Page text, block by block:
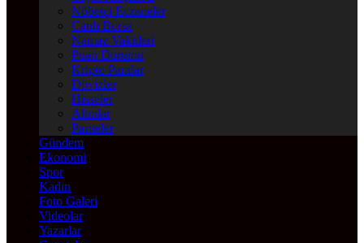
Nöbetçi Eczaneler
Canlı Borsa
Namaz Vakitleri
Puan Durumu
Kripto Paralar
Dövizler
Hisseler
Altınlar
Pariteler
Gündem
Ekonomi
Spor
Kadın
Foto Galeri
Videolar
Yazarlar